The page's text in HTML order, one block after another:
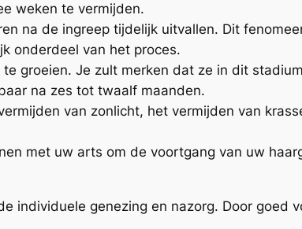
weken te vermijden.
na de ingreep tijdelijk uitvallen. Dit
onderdeel van het proces.
groeien. Je zult merken dat ze in dit
na zes tot twaalf maanden.
van zonlicht, het vermijden van
met uw arts om de voortgang van uw
individuele genezing en nazorg. Door goed